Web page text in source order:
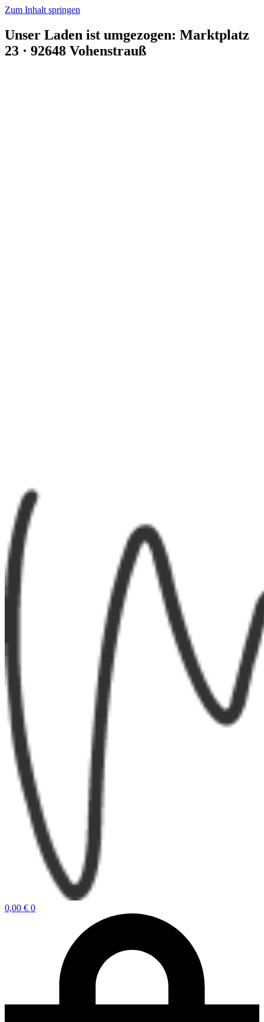
Zum Inhalt springen
Unser Laden ist umgezogen: Marktplatz
23 · 92648 Vohenstrauß
0,00 € 0